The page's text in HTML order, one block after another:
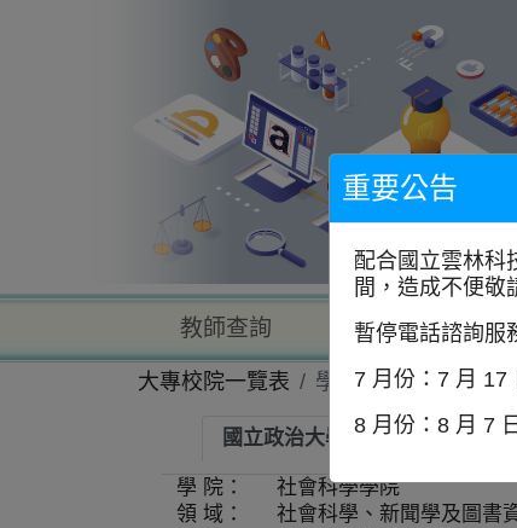
教師查詢 學校查詢
大專校院一覽表 學系資訊
國立政治大學-亞太研究英語碩士
學 院：
社會科學學院
領 域：
社會科學、新聞學及圖書
重要公告
配合國立雲林科
間，造成不便敬
暫停電話諮詢服
7 月份：7 月 17
8 月份：8 月 7